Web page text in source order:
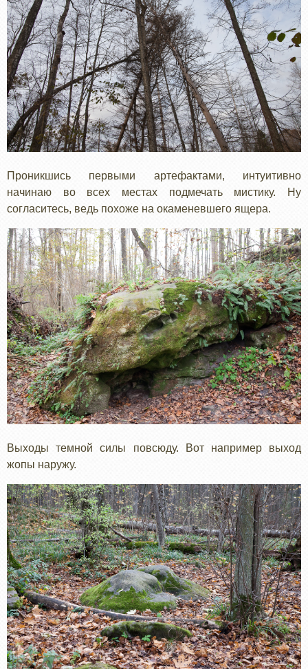
Проникшись первыми артефактами, интуитивно
начинаю во всех местах подмечать мистику. Ну
согласитесь, ведь похоже на окаменевшего ящера.
Выходы темной силы повсюду. Вот например выход
жопы наружу.